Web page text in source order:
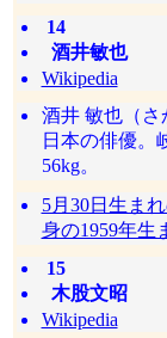
14
酒井敏也
Wikipedia
酒井 敏也（さ
日本の俳優。
56kg。
5月30日生まれ
身の1959年生
15
木股文昭
Wikipedia